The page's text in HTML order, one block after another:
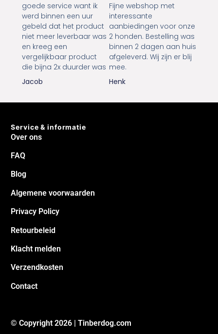
goede service want ik
werd binnen een uur
gebeld dat het product
niet meer leverbaar was
en kreeg een
vergelijkbaar product
die bijna 2x duurder was
Jacob
Fijne webshop met
interessante
aanbiedingen voor onze
2 honden. Bestelling was
binnen 2 dagen aan huis
afgeleverd. Wij zijn er blij
mee.
Henk
Service & informatie
Over ons
FAQ
Blog
Algemene voorwaarden
Privacy Policy
Retourbeleid
Klacht melden
Verzendkosten
Contact
© Copyright 2026 | Tinberdog.com